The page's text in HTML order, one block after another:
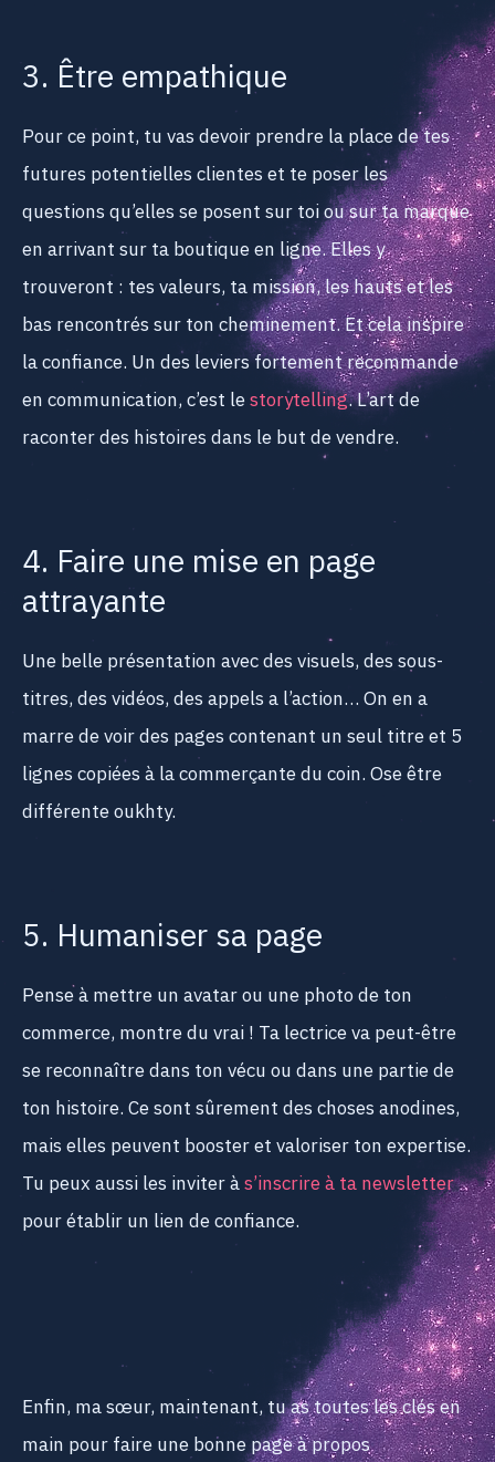
3. Être empathique
Pour ce point, tu vas devoir prendre la place de tes
futures potentielles clientes et te poser les
questions qu’elles se posent sur toi ou sur ta marque
en arrivant sur ta boutique en ligne. Elles y
trouveront : tes valeurs, ta mission, les hauts et les
bas rencontrés sur ton cheminement. Et cela inspire
la confiance. Un des leviers fortement recommande
en communication, c’est lestorytelling. L’art de
raconter des histoires dans le but de vendre.
4. Faire une mise en page
attrayante
Une belle présentation avec des visuels, des sous-
titres, des vidéos, des appels a l’action… On en a
marre de voir des pages contenant un seul titre et 5
lignes copiées à la commerçante du coin. Ose être
différente oukhty.
5. Humaniser sa page
Pense à mettre un avatar ou une photo de ton
commerce, montre du vrai ! Ta lectrice va peut-être
se reconnaître dans ton vécu ou dans une partie de
ton histoire. Ce sont sûrement des choses anodines,
mais elles peuvent booster et valoriser ton expertise.
Tu peux aussi les inviter às’inscrire à ta newsletter
pour établir un lien de confiance.
Enfin, ma sœur, maintenant, tu as toutes les clés en
main pour faire une bonne page à propos